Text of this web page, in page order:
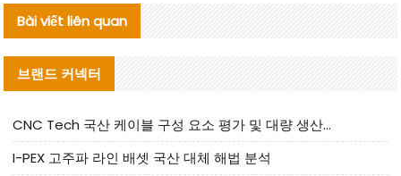
Bài viết liên quan
브랜드 커넥터
CNC Tech 국산 케이블 구성 요소 평가 및 대량 생산 적합성 가이드
I-PEX 고주파 라인 배셋 국산 대체 해법 분석